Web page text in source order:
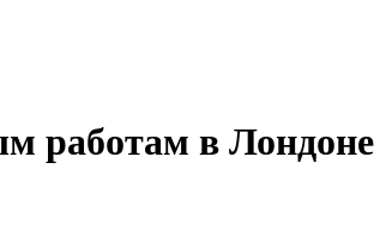
работам в Лондоне